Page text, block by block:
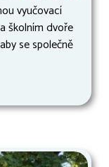
vyučovací
školním dvoře
se společně